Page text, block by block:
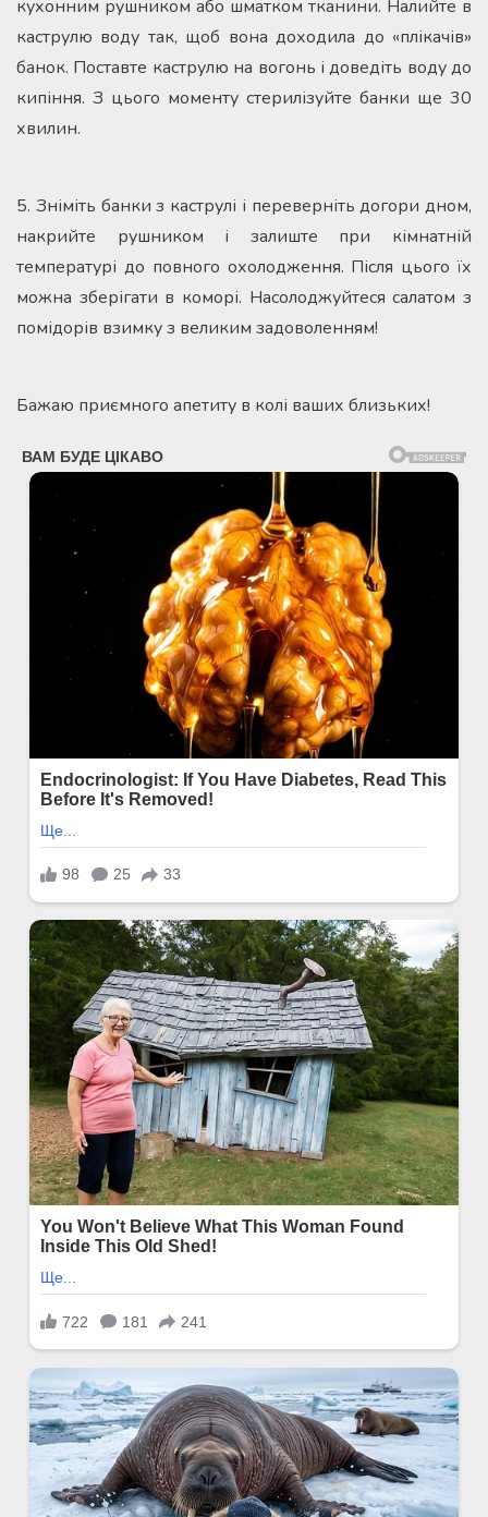
кухонним рушником або шматком тканини. Налийте в
каструлю воду так, щоб вона доходила до «плікачів»
банок. Поставте каструлю на вогонь і доведіть воду до
кипіння. З цього моменту стерилізуйте банки ще 30
хвилин.
5. Зніміть банки з каструлі і переверніть догори дном,
накрийте рушником і залиште при кімнатній
температурі до повного охолодження. Після цього їх
можна зберігати в коморі. Насолоджуйтеся салатом з
помідорів взимку з великим задоволенням!
Бажаю приємного апетиту в колі ваших близьких!